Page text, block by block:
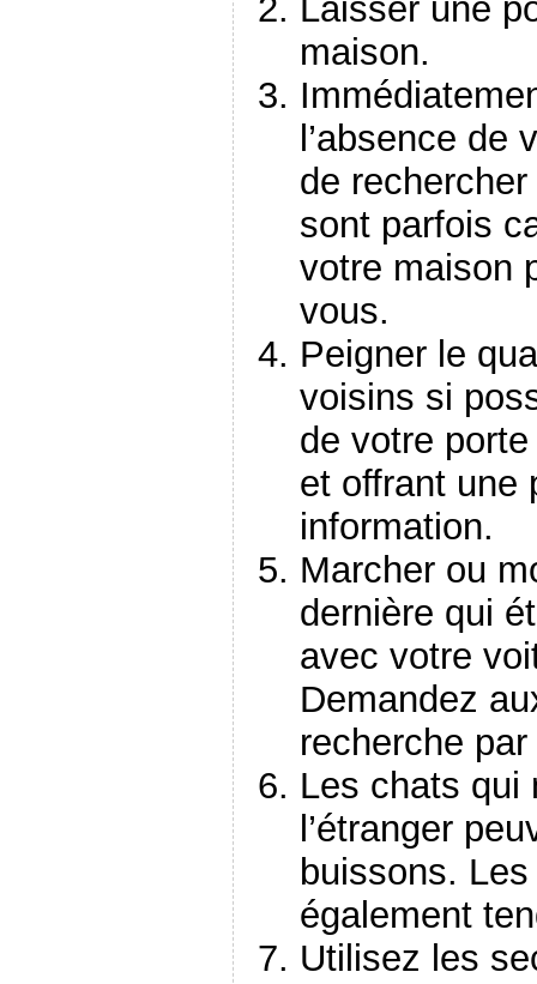
Laisser une
maison.
l’absence
de
sont parfois
votre maison
vous.
Peigner le
voisins si
de votre
et offrant une
information.
Marcher ou
dernière qui
avec votre
Demandez
recherche
Les chats qui
l’étranger
buissons.
également
Utilisez les